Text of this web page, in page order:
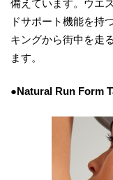
備えています。ウエ
ドサポート機能を持
キングから街中を走
ます。
●Natural Run Form